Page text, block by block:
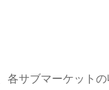
各サブマーケットの